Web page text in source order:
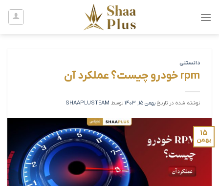
دانستنی
rpm خودرو چیست؟ عملکرد آن
نوشته شده در تاریخ بهمن 15, 1403 توسط SHAAPLUSTEAM
۱۵
بهمن